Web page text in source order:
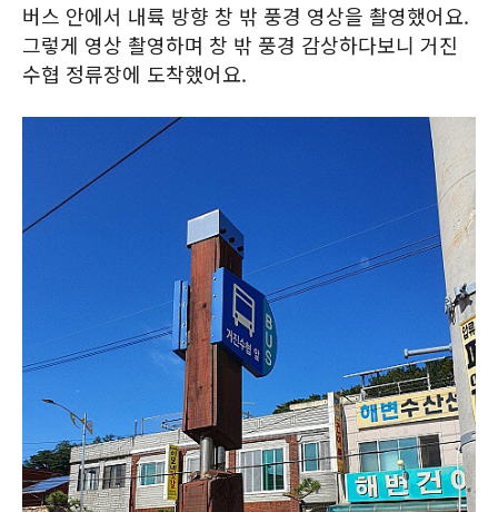
버스 안에서 내륙 방향 창 밖 풍경 영상을 촬영했어요.
그렇게 영상 촬영하며 창 밖 풍경 감상하다보니 거진
수협 정류장에 도착했어요.